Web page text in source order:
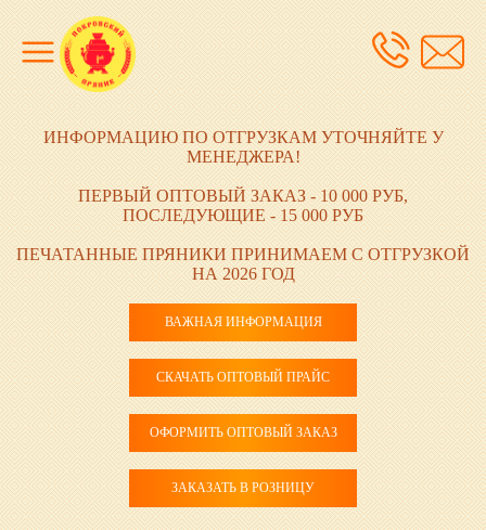
ИНФОРМАЦИЮ ПО ОТГРУЗКАМ УТОЧНЯЙТЕ У
МЕНЕДЖЕРА!
ПЕРВЫЙ ОПТОВЫЙ ЗАКАЗ - 10 000 РУБ,
ПОСЛЕДУЮЩИЕ - 15 000 РУБ
ПЕЧАТАННЫЕ ПРЯНИКИ ПРИНИМАЕМ С ОТГРУЗКОЙ
НА 2026 ГОД
ВАЖНАЯ ИНФОРМАЦИЯ
СКАЧАТЬ ОПТОВЫЙ ПРАЙС
ОФОРМИТЬ ОПТОВЫЙ ЗАКАЗ
ЗАКАЗАТЬ В РОЗНИЦУ